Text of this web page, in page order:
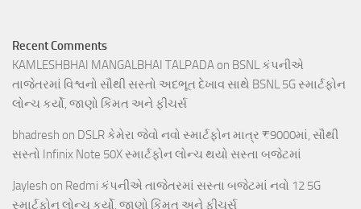
Recent Comments
KAMLESHBHAI MANGALBHAI TALPADA on BSNL કંપનીએ
તાજેતરમાં વિશ્વનો સૌથી સસ્તો અદભૂત દેખાવ સાથે BSNL 5G સ્માર્ટફોન
લોન્ચ કર્યો, જાણો કિંમત અને ફીચર્સ
bhadresh on DSLR કેમેરા જેવો નવો સ્માર્ટફોન માત્ર ₹9000માં, સૌથી
સસ્તો Infinix Note 50X સ્માર્ટફોન લોન્ચ થયો સસ્તા બજેટમાં
Jaylesh on Redmi કંપનીએ તાજેતરમાં સસ્તા બજેટમાં નવો 12 5G
સ્માર્ટફોન લોન્ચ કર્યો, જાણો કિંમત અને ફીચર્સ